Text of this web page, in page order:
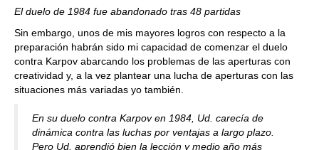
El duelo de 1984 fue abandonado tras 48 partidas
Sin embargo, unos de mis mayores logros con respecto a la
preparación habrán sido mi capacidad de comenzar el duelo
contra Karpov abarcando los problemas de las aperturas con
creatividad y, a la vez plantear una lucha de aperturas con las
situaciones más variadas yo también.
En su duelo contra Karpov en 1984, Ud. carecía de
dinámica contra las luchas por ventajas a largo plazo.
Pero Ud. aprendió bien la lección y medio año más